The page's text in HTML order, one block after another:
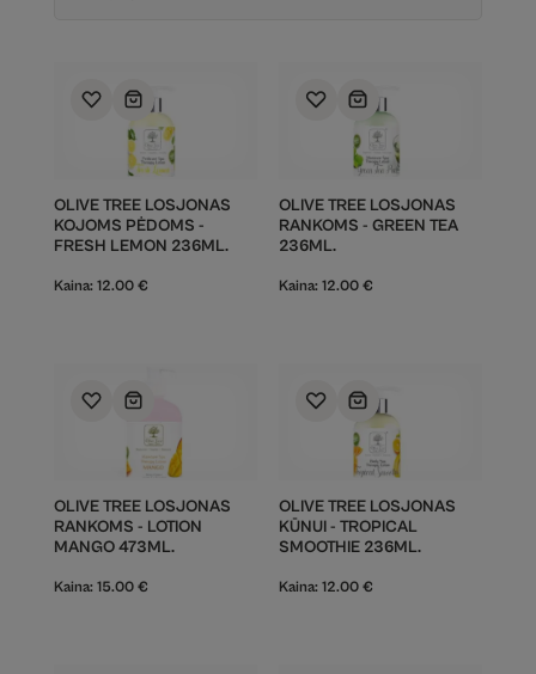
OLIVE TREE LOSJONAS
KOJOMS PĖDOMS -
FRESH LEMON 236ML.
Kaina: 12.00 €
OLIVE TREE LOSJONAS
RANKOMS - GREEN TEA
236ML.
Kaina: 12.00 €
OLIVE TREE LOSJONAS
RANKOMS - LOTION
MANGO 473ML.
Kaina: 15.00 €
OLIVE TREE LOSJONAS
KŪNUI - TROPICAL
SMOOTHIE 236ML.
Kaina: 12.00 €